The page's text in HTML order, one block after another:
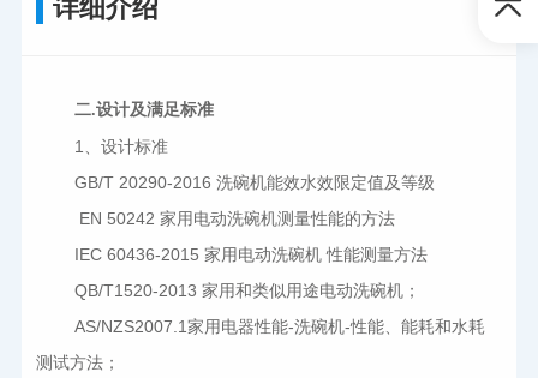
详细介绍
二.设计及满足标准
1
、设计标准
GB/T 20290-2016 洗碗机能效水效限定值及等级
EN 50242 家用电动洗碗机测量性能的方法
IEC 60436-2015 家用电动洗碗机 性能测量方法
QB/T1520-2013 家用和类似用途电动洗碗机；
AS/NZS2007.1家用电器性能-洗碗机-性能、能耗和水耗
测试方法；